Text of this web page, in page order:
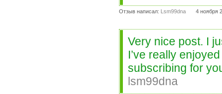
Отзыв написал: Lsm99dna 4 ноября
Very nice post. I
I’ve really
subscribing for
lsm99dna